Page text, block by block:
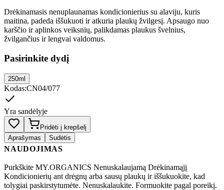
Drėkinamasis nenuplaunamas kondicionierius su alaviju, kuris
maitina, padeda iššukuoti ir atkuria plaukų žvilgesį. Apsaugo nuo
karščio ir aplinkos veiksnių, palikdamas plaukus švelnius,
žvilgančius ir lengvai valdomus.
Pasirinkite dydį
250ml
Kodas:CN04/077
Yra sandėlyje
Pridėti į krepšelį
Aprašymas
Sudėtis
NAUDOJIMAS
Purkškite MY.ORGANICS Nenuskalaujamą Drėkinamąjį
Kondicionierių ant drėgnų arba sausų plaukų ir iššukuokite, kad
tolygiai paskirstytumėte. Nenuskalaukite. Formuokite pagal poreikį.